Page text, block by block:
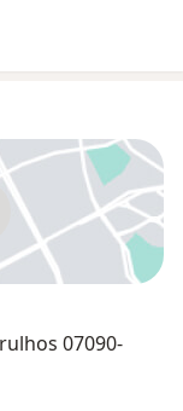
07090-